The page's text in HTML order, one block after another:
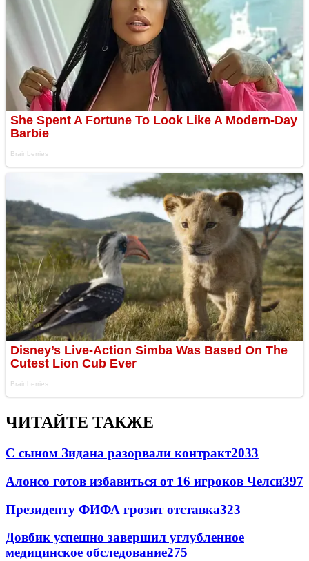
ЧИТАЙТЕ ТАКЖЕ
С сыном Зидана разорвали контракт2033
Алонсо готов избавиться от 16 игроков Челси397
Президенту ФИФА грозит отставка323
Довбик успешно завершил углубленное
медицинское обследование275